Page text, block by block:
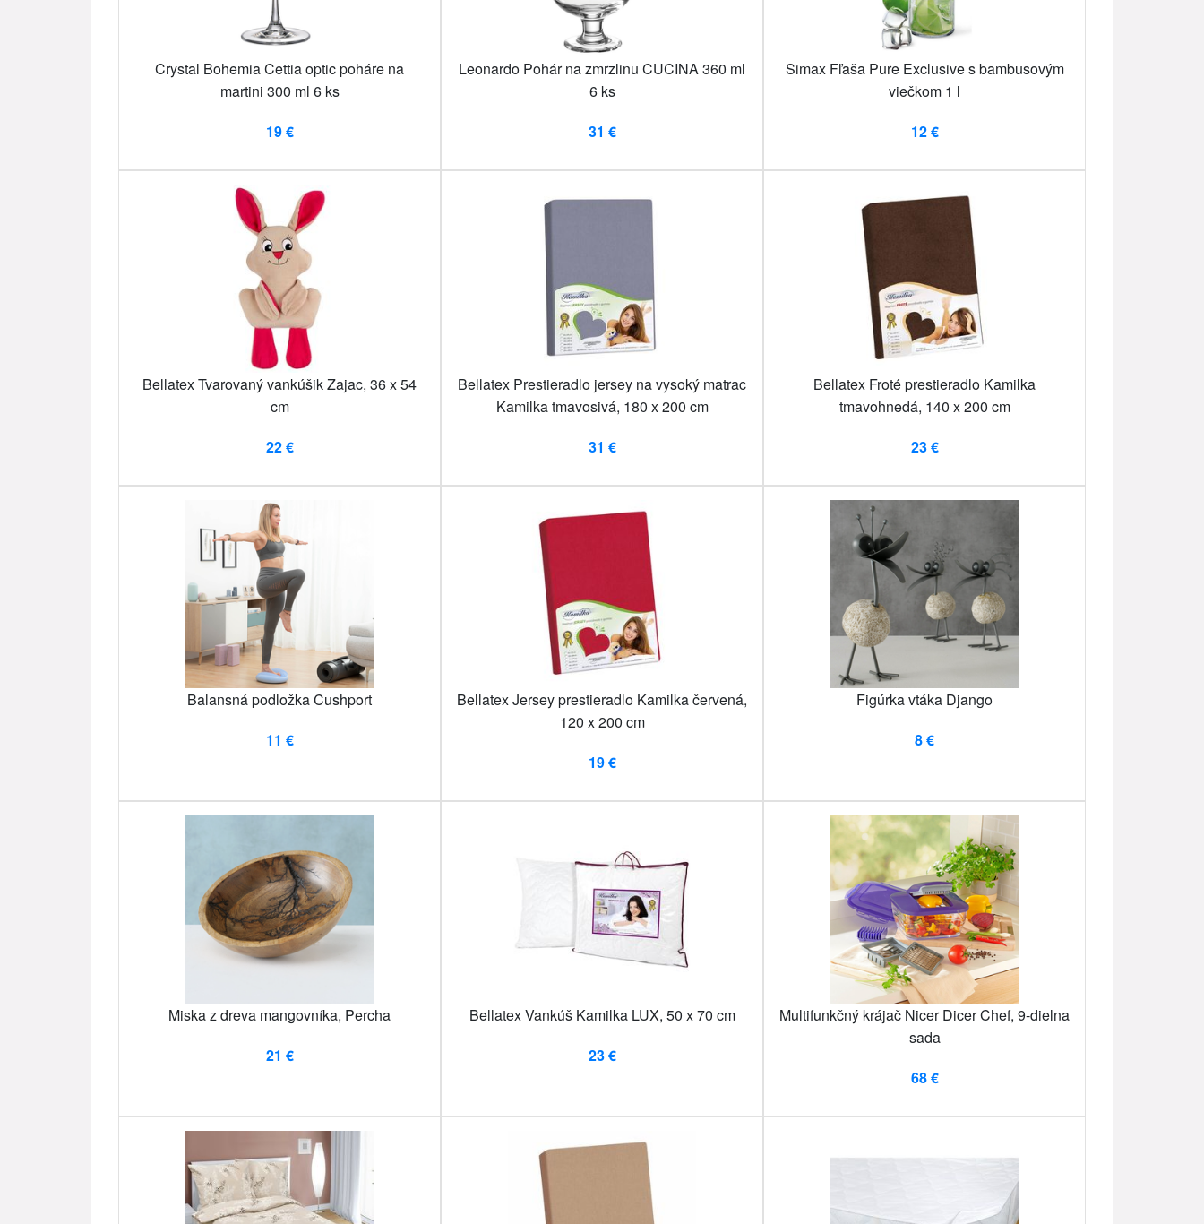
Crystal Bohemia Cettia optic poháre na
martini 300 ml 6 ks
19 €
Leonardo Pohár na zmrzlinu CUCINA 360 ml
6 ks
31 €
Simax Fľaša Pure Exclusive s bambusovým
viečkom 1 l
12 €
Bellatex Tvarovaný vankúšik Zajac, 36 x 54
cm
22 €
Bellatex Prestieradlo jersey na vysoký matrac
Kamilka tmavosivá, 180 x 200 cm
31 €
Bellatex Froté prestieradlo Kamilka
tmavohnedá, 140 x 200 cm
23 €
Balansná podložka Cushport
11 €
Bellatex Jersey prestieradlo Kamilka červená,
120 x 200 cm
19 €
Figúrka vtáka Django
8 €
Miska z dreva mangovníka, Percha
21 €
Bellatex Vankúš Kamilka LUX, 50 x 70 cm
23 €
Multifunkčný krájač Nicer Dicer Chef, 9-dielna
sada
68 €